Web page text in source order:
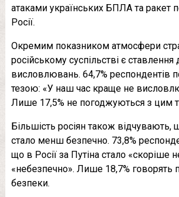
атаками українських БПЛА та ракет
Росії.
Окремим показником атмосфери
російському суспільстві є
висловлювань. 64,7% респондентів
тезою: «У наш час краще не
Лише 17,5% не погоджуються з цим
Більшість росіян також відчувають,
стало менш безпечно. 73,8%
що в Росії за Путіна стало «скоріше
«небезпечно». Лише 18,7% говорять
безпеки.